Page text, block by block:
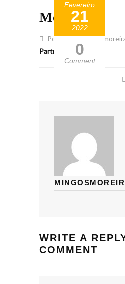
Fevereiro
21
2022
0
Comment
Mosa
Posted by
Partner
WRITE A
COMMENT